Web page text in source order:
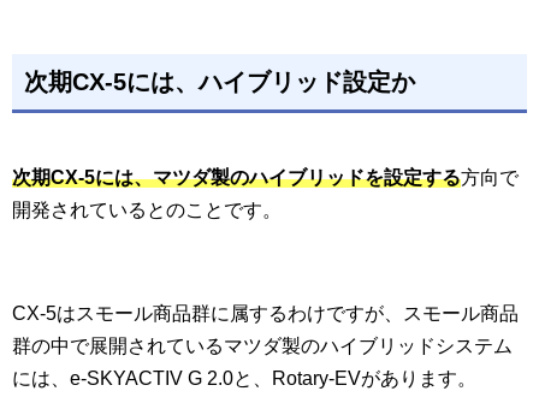
次期CX-5には、ハイブリッド設定か
次期CX-5には、マツダ製のハイブリッドを設定する方向で
開発されているとのことです。
CX-5はスモール商品群に属するわけですが、スモール商品
群の中で展開されているマツダ製のハイブリッドシステム
には、e-SKYACTIV G 2.0と、Rotary-EVがあります。